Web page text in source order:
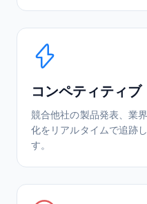
コンペティティ
競合他社の製品発表、業
化をリアルタイムで追跡
す。